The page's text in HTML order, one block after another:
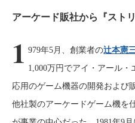
アーケード販社から『スト
1 979年5月、創業者の辻本憲
1,000万円でアイ・アール
応用のゲーム機器の開発および
他社製のアーケードゲーム機を